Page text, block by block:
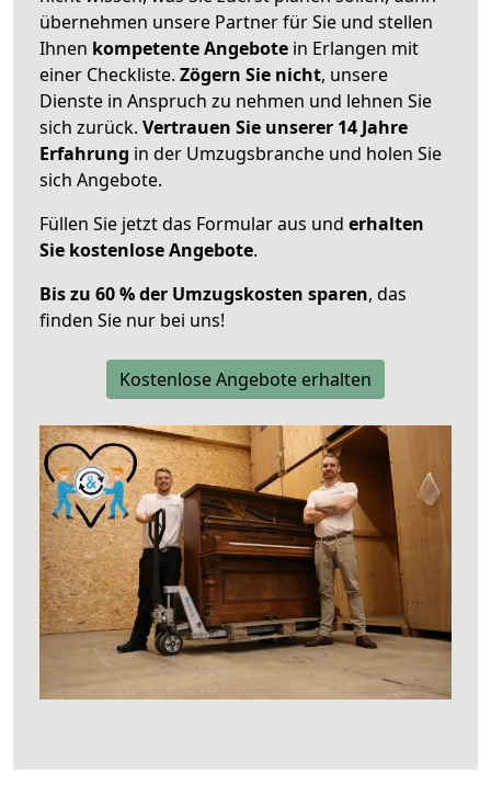
übernehmen unsere Partner für Sie und stellen
Ihnen kompetente Angebote in Erlangen mit
einer Checkliste. Zögern Sie nicht, unsere
Dienste in Anspruch zu nehmen und lehnen Sie
sich zurück. Vertrauen Sie unserer 14 Jahre
Erfahrung in der Umzugsbranche und holen Sie
sich Angebote.
Füllen Sie jetzt das Formular aus und erhalten
Sie kostenlose Angebote.
Bis zu 60 % der Umzugskosten sparen, das
finden Sie nur bei uns!
Kostenlose Angebote erhalten